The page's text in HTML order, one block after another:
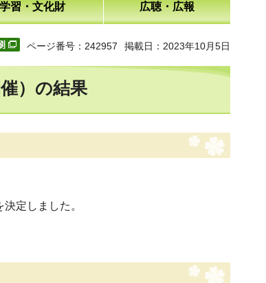
習・文化財 広聴・広報
ページ番号：242957 掲載日：2023年10月5日
）の結果
定しました。